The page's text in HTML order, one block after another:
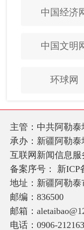
中国经济
中国文明
环球网
主管：中共阿勒泰
承办：新疆阿勒
互联网新闻信息服
备案序号： 新ICP
地址：新疆阿勒泰
邮编：836500
邮箱：
电话：0906-